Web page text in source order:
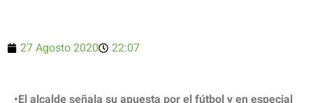
27 Agosto 2020 22:07
•El alcalde señala su apuesta por el fútbol y en especial